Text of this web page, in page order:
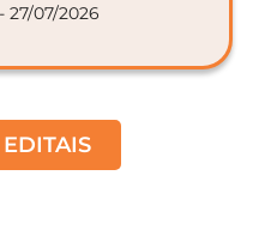
- 27/07/2026